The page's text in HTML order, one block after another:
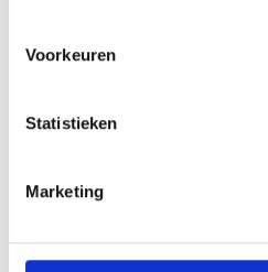
Voorkeuren
Statistieken
Marketing
PHPSESSID beoordeling